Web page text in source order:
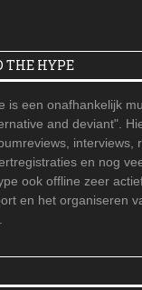
THE HYPE
is een onafhankelijk
and deviant".
interviews,
en nog
ook offline zeer
en het organiseren